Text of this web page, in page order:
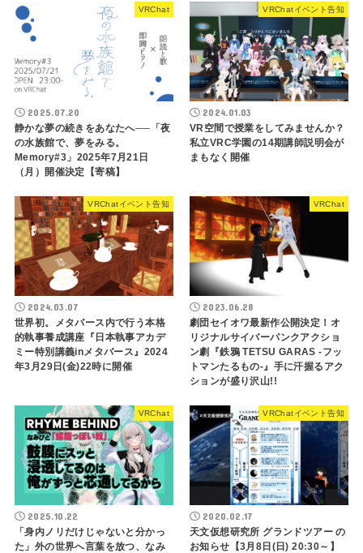
VRChat
2025.07.20
静かな夢の続きをあなたへ──「夜
の水族館で、夢をみる。
Memory#3」2025年7月21日
（月）開催決定【寄稿】
VRChatイベント告知
2024.01.03
VR空間で授業をしてみませんか？
私立VRC学園の14期講師説明会が
まもなく開催
VRChatイベント告知
2024.03.07
世界初。メタバース内で行う本格
的執事養成講座『日本執事アカデ
ミー特別講義inメタバース』2024
年3月29日(金)22時に開催
VRChat
2023.06.28
劇団セイオワ最新作公開決定！オ
リジナルサイバーパンクアクショ
ン劇『鉄鴉 TETSU GARAS -フッ
トマンたるもの-』手に汗握るアク
ションが盛り沢山!!
VRChat
2025.10.22
「身内ノリだけじゃないと分かっ
た」外の世界へ言葉を放つ、なみ
VRChatイベント告知
2020.02.17
天文仮想研究所 グランドツアー の
お知らせ【3月8日(日) 20ː30～】